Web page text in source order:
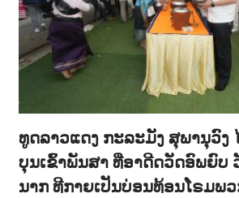
ທູດລາວແດງ ກະລະມັງ ສຸພານຸວົງ
ບຸນເຂົ້າພັນສາ ທີ່ອາດີດວັດອົພຍົບ
ນາກ ທີກາຍເປັນບ່ອນທ້ອນໂຣມພ